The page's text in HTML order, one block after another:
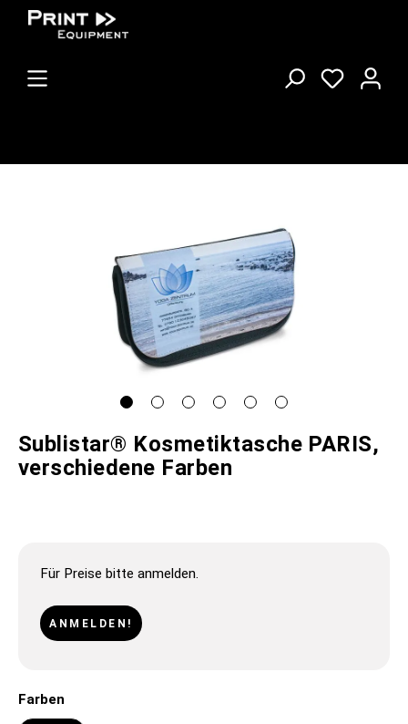
Sublistar® Kosmetiktasche PARIS,
verschiedene Farben
Für Preise bitte anmelden.
ANMELDEN!
Farben